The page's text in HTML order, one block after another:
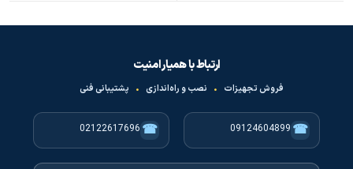
ارتباط با همیار امنیت
فروش تجهیزات • نصب و راه‌اندازی • پشتیبانی فنی
☎
09124604899
☎
02122617696